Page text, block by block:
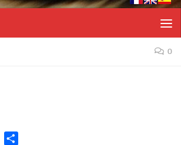
0
LinkedIn